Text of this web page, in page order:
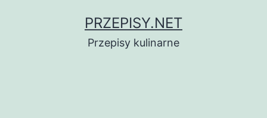
PRZEPISY.NET
Przepisy kulinarne